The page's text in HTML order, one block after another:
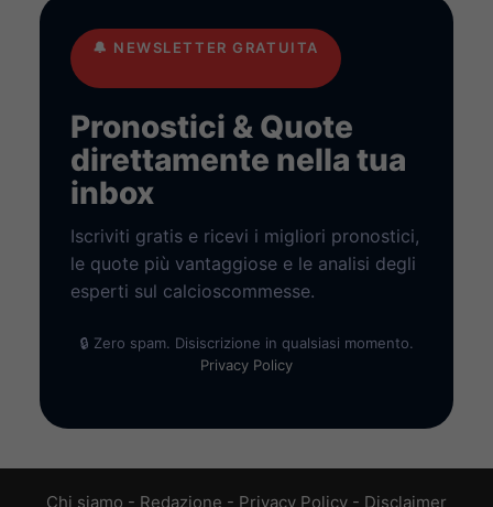
🔔 NEWSLETTER GRATUITA
Pronostici & Quote
direttamente nella tua
inbox
Iscriviti gratis e ricevi i migliori pronostici,
le quote più vantaggiose e le analisi degli
esperti sul calcioscommesse.
🔒 Zero spam. Disiscrizione in qualsiasi momento.
Privacy Policy
Chi siamo - Redazione - Privacy Policy - Disclaimer